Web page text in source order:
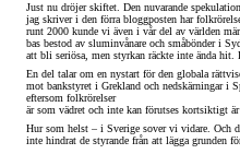
Just nu dröjer skiftet. Den nuvarande
jag skriver i den förra bloggposten har
runt 2000 kunde vi även i vår del av världen
bas bestod av sluminvånare och småbönder i
att bli seriösa, men styrkan räckte inte ända hit.
En del talar om en nystart för den globala
mot bankstyret i Grekland och nedskärningar i
eftersom folkrörelser
är som vädret och inte kan förutses kortsiktigt
Hur som helst – i Sverige sover vi vidare. Och
inte hindrat de styrande från att lägga grunden